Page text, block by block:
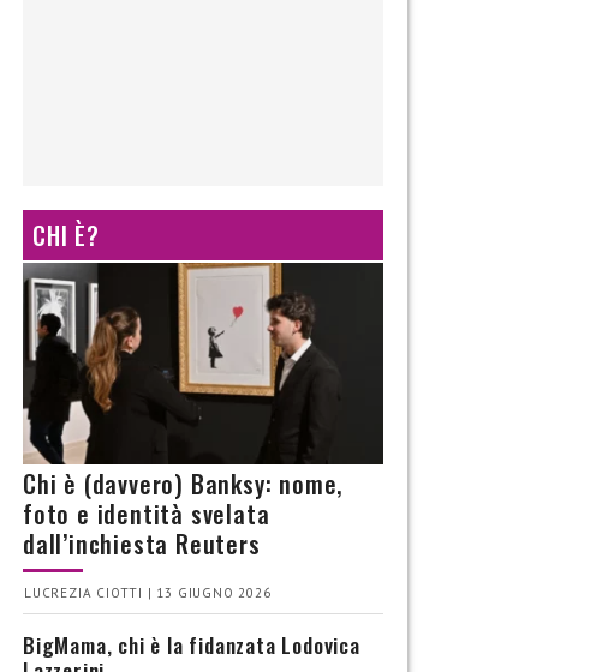
CHI È?
Chi è (davvero) Banksy: nome,
foto e identità svelata
dall’inchiesta Reuters
LUCREZIA CIOTTI | 13 GIUGNO 2026
BigMama, chi è la fidanzata Lodovica